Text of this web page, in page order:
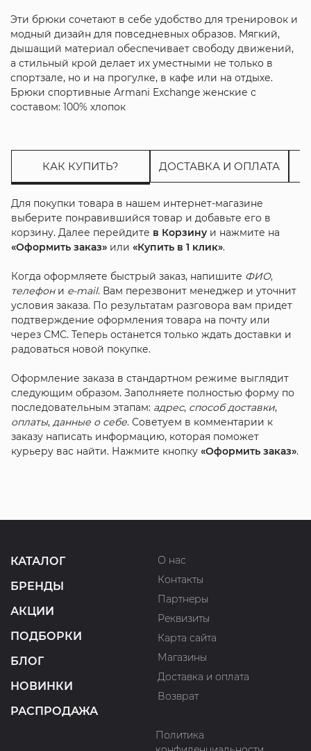
Эти брюки сочетают в себе удобство для тренировок и
модный дизайн для повседневных образов. Мягкий,
дышащий материал обеспечивает свободу движений,
а стильный крой делает их уместными не только в
спортзале, но и на прогулке, в кафе или на отдыхе.
Брюки спортивные Armani Exchange женские с
составом: 100% хлопок
КАК КУПИТЬ? ДОСТАВКА И ОПЛАТА
Для покупки товара в нашем интернет-магазине
выберите понравившийся товар и добавьте его в
корзину. Далее перейдите в Корзинуи нажмите на
«Оформить заказ»или «Купить в 1 клик».
Когда оформляете быстрый заказ, напишите ФИО,
телефони e-mail. Вам перезвонит менеджер и уточнит
условия заказа. По результатам разговора вам придет
подтверждение оформления товара на почту или
через СМС. Теперь останется только ждать доставки и
радоваться новой покупке.
Оформление заказа в стандартном режиме выглядит
следующим образом. Заполняете полностью форму по
последовательным этапам: адрес, способ доставки,
оплаты, данные о себе. Советуем в комментарии к
заказу написать информацию, которая поможет
курьеру вас найти. Нажмите кнопку «Оформить заказ».
КАТАЛОГ
БРЕНДЫ
АКЦИИ
ПОДБОРКИ
БЛОГ
НОВИНКИ
РАСПРОДАЖА
О нас
Контакты
Партнеры
Реквизиты
Карта сайта
Магазины
Доставка и оплата
Возврат
Политика